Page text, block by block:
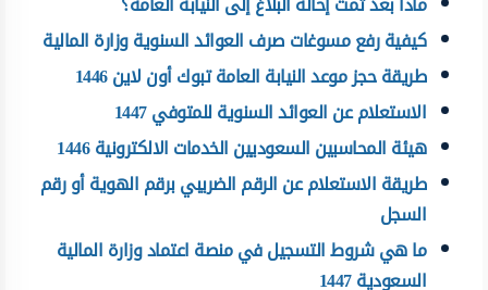
كيفية رفع مسوغات صرف العوائد السنوية وزارة المالية
طريقة حجز موعد النيابة العامة تبوك أون لاين 1446
الاستعلام عن العوائد السنوية للمتوفي 1447
هيئة المحاسبين السعوديين الخدمات الالكترونية 1446
طريقة الاستعلام عن الرقم الضريبي برقم الهوية أو رقم
السجل
ما هي شروط التسجيل في منصة اعتماد وزارة المالية
السعودية 1447